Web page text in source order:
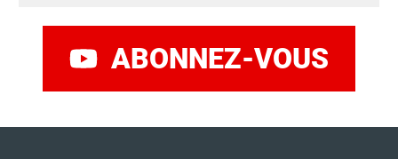
ABONNEZ-VOUS